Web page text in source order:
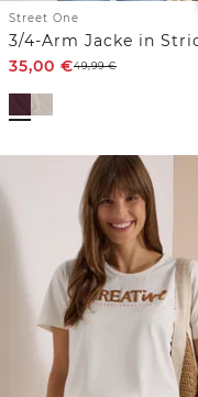
Street One
35,00 €49,99€